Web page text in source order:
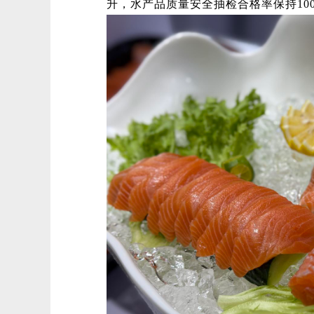
升，水产品质量安全抽检合格率保持